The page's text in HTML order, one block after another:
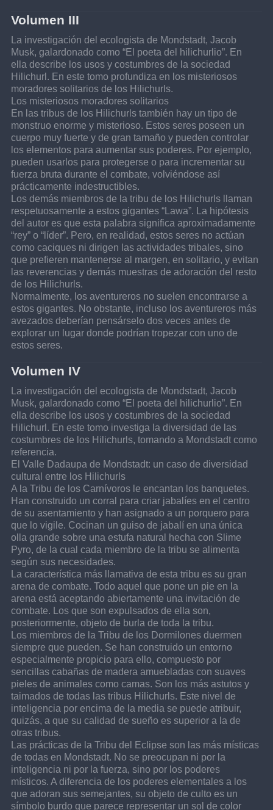
Volumen III
La investigación del ecologista de Mondstadt, Jacob
Musk, galardonado como “El poeta del hilichurlio”. En
ella describe los usos y costumbres de la sociedad
Hilichurl. En este tomo profundiza en los misteriosos
moradores solitarios de los Hilichurls.
Los misteriosos moradores solitarios
En las tribus de los Hilichurls también hay un tipo de
monstruo enorme y misterioso. Estos seres poseen un
cuerpo muy fuerte y de gran tamaño y pueden controlar
los elementos para aumentar sus poderes. Por ejemplo,
pueden usarlos para protegerse o para incrementar su
fuerza bruta durante el combate, volviéndose así
prácticamente indestructibles.
Los demás miembros de la tribu de los Hilichurls llaman
respetuosamente a estos gigantes “Lawa”. La hipótesis
del autor es que esta palabra significa aproximadamente
“rey” o “líder”. Pero, en realidad, estos seres no actúan
como caciques ni dirigen las actividades tribales, sino
que prefieren mantenerse al margen, en solitario, y evitan
las reverencias y demás muestras de adoración del resto
de los Hilichurls.
Normalmente, los aventureros no suelen encontrarse a
estos gigantes. No obstante, incluso los aventureros más
avezados deberían pensárselo dos veces antes de
explorar un lugar donde podrían tropezar con uno de
estos seres.
Volumen IV
La investigación del ecologista de Mondstadt, Jacob
Musk, galardonado como “El poeta del hilichurlio”. En
ella describe los usos y costumbres de la sociedad
Hilichurl. En este tomo investiga la diversidad de las
costumbres de los Hilichurls, tomando a Mondstadt como
referencia.
El Valle Dadaupa de Mondstadt: un caso de diversidad
cultural entre los Hilichurls
A la Tribu de los Carnívoros le encantan los banquetes.
Han construido un corral para criar jabalíes en el centro
de su asentamiento y han asignado a un porquero para
que lo vigile. Cocinan un guiso de jabalí en una única
olla grande sobre una estufa natural hecha con Slime
Pyro, de la cual cada miembro de la tribu se alimenta
según sus necesidades.
La característica más llamativa de esta tribu es su gran
arena de combate. Todo aquel que pone un pie en la
arena está aceptando abiertamente una invitación de
combate. Los que son expulsados de ella son,
posteriormente, objeto de burla de toda la tribu.
Los miembros de la Tribu de los Dormilones duermen
siempre que pueden. Se han construido un entorno
especialmente propicio para ello, compuesto por
sencillas cabañas de madera amuebladas con suaves
pieles de animales como camas. Son los más astutos y
taimados de todas las tribus Hilichurls. Este nivel de
inteligencia por encima de la media se puede atribuir,
quizás, a que su calidad de sueño es superior a la de
otras tribus.
Las prácticas de la Tribu del Eclipse son las más místicas
de todas en Mondstadt. No se preocupan ni por la
inteligencia ni por la fuerza, sino por los poderes
místicos. A diferencia de los poderes elementales a los
que adoran sus semejantes, su objeto de culto es un
símbolo burdo que parece representar un sol de color